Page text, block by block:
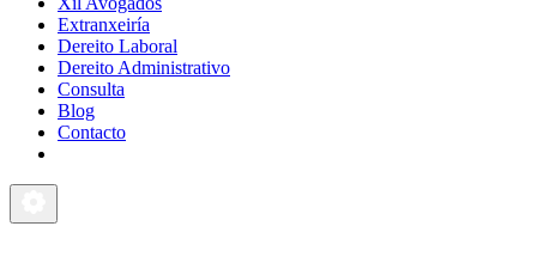
Extranxeiría
Dereito Laboral
Dereito Administrativo
Consulta
Blog
Contacto